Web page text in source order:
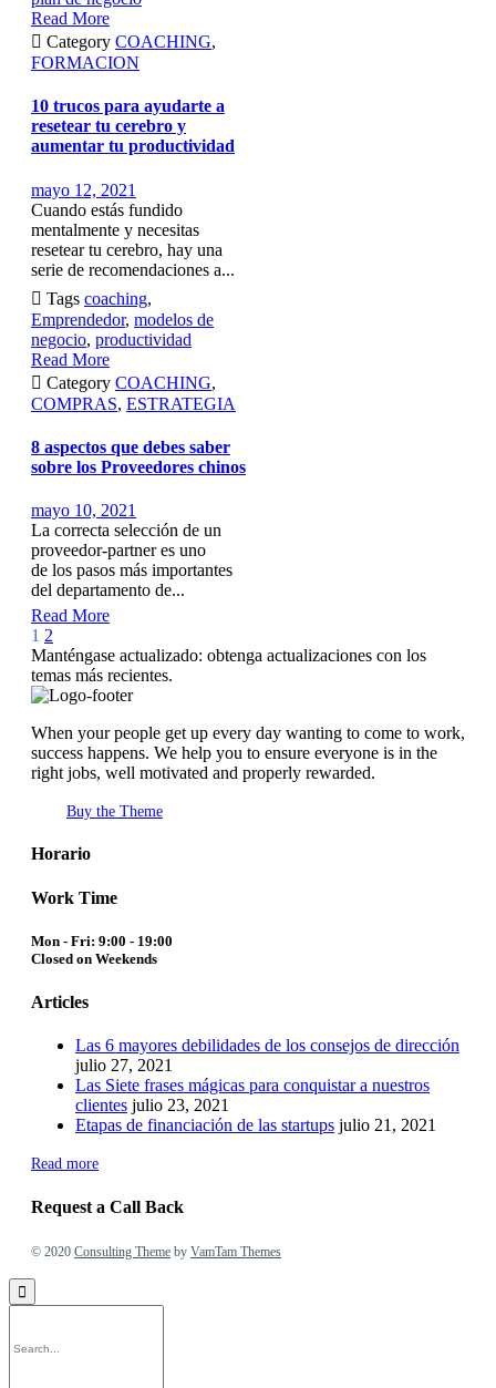
Read More
 Category COACHING,
FORMACION
10 trucos para ayudarte a
resetear tu cerebro y
aumentar tu productividad
mayo 12, 2021
Cuando estás fundido
mentalmente y necesitas
resetear tu cerebro, hay una
serie de recomendaciones a...
 Tags coaching,
Emprendedor, modelos de
negocio, productividad
Read More
 Category COACHING,
COMPRAS, ESTRATEGIA
8 aspectos que debes saber
sobre los Proveedores chinos
mayo 10, 2021
La correcta selección de un
proveedor-partner es uno
de los pasos más importantes
del departamento de...
Read More
Page
1
of
2
1 2
Manténgase actualizado: obtenga actualizaciones con los
temas más recientes.
When your people get up every day wanting to come to work,
success happens. We help you to ensure everyone is in the
right jobs, well motivated and properly rewarded.
Buy the Theme
Horario
Work Time
Mon - Fri: 9:00 - 19:00
Closed on Weekends
Articles
Las 6 mayores debilidades de los consejos de dirección
julio 27, 2021
Las Siete frases mágicas para conquistar a nuestros
clientes julio 23, 2021
Etapas de financiación de las startups julio 21, 2021
Read more
Request a Call Back
© 2020 Consulting Theme by VamTam Themes
